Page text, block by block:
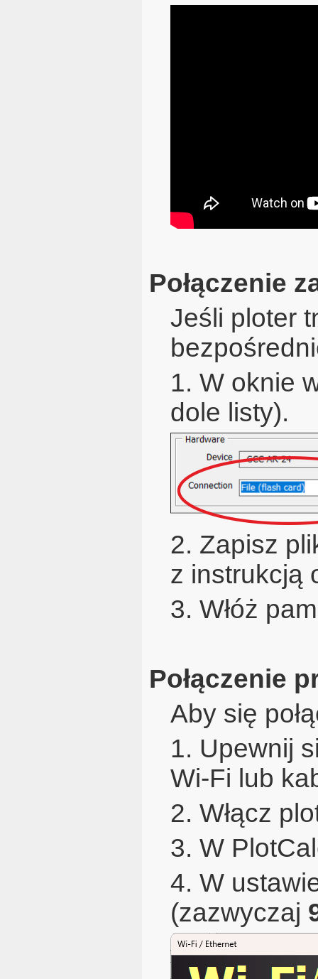
Połączenie
Jeśli ploter
1. W oknie
dole listy).
2. Zapisz
z instrukcją
3. Włóż
Połączenie
Aby się
1. Upewnij
Wi-Fi lub
2. Włącz
3. W
4. W
(zazwyczaj